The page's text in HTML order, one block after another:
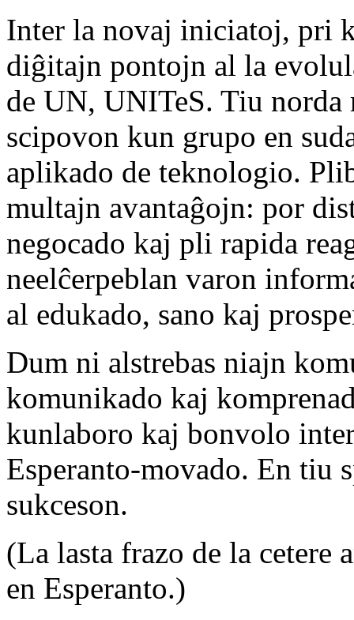
Inter la novaj iniciatoj, pri
diĝitajn pontojn al la
de UN, UNITeS. Tiu
scipovon kun grupo en
aplikado de teknologio.
multajn avantaĝojn: por
negocado kaj pli rapida
neelĉerpeblan varon
al edukado, sano kaj
Dum ni alstrebas niajn
komunikado kaj
kunlaboro kaj bonvolo
Esperanto-movado. En tiu
sukceson.
(La lasta frazo de la cetere
en Esperanto.)